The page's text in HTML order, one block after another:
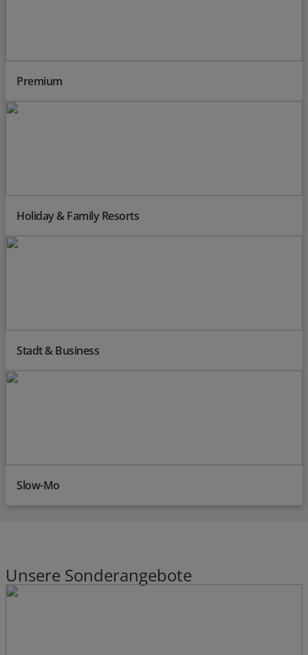
Premium
Holiday & Family Resorts
Stadt & Business
Slow-Mo
Unsere Sonderangebote